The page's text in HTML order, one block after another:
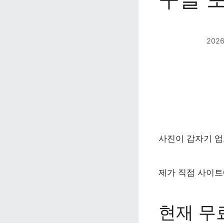
사진이 갑자기
제가 직접 사이
현재 무